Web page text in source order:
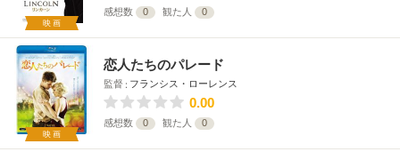
映画
感想数 0 観た人 0
映画
恋人たちのパレード
監督 フランシス・ローレンス
0.00
感想数 0 観た人 0